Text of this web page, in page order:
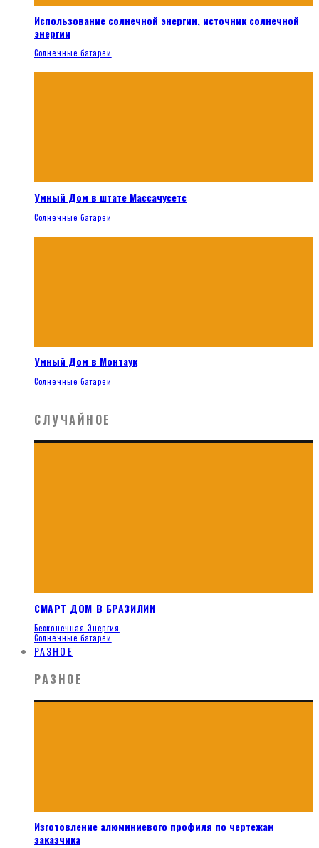
Использование солнечной энергии, источник солнечной
энергии
Солнечные батареи
Умный Дом в штате Массачусетс
Солнечные батареи
Умный Дом в Монтаук
Солнечные батареи
СЛУЧАЙНОЕ
СМАРТ ДОМ В БРАЗИЛИИ
Бесконечная Энергия
Солнечные батареи
РАЗНОЕ
РАЗНОЕ
Изготовление алюминиевого профиля по чертежам
заказчика